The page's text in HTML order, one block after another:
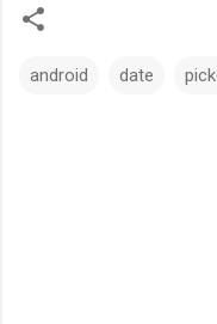
android date